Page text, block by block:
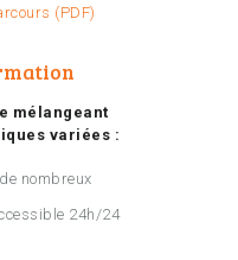
(PDF)
mélangeant
variées :
nombreux
24h/24